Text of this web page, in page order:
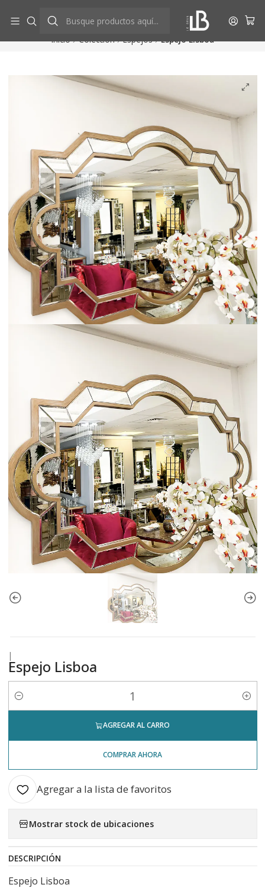
Ver más
Inicio Colección Espejos Espejo Lisboa
|
Espejo Lisboa
Cantidad
AGREGAR AL CARRO
COMPRAR AHORA
Agregar a la lista de favoritos
Mostrar stock de ubicaciones
DESCRIPCIÓN
Espejo Lisboa